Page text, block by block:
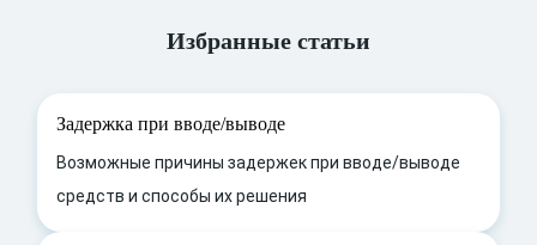
Избранные статьи
Задержка при вводе/выводе
Возможные причины задержек при вводе/выводе
средств и способы их решения